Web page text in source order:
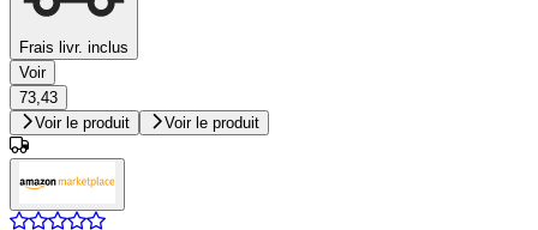
Frais livr. inclus
Voir
73,43
Voir le produit
Voir le produit